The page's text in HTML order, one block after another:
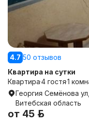
4.7 50 отзывов
Квартира на сутки
Квартира4 гостя1
Георгия Семёнова
Витебская область
от 45 р.